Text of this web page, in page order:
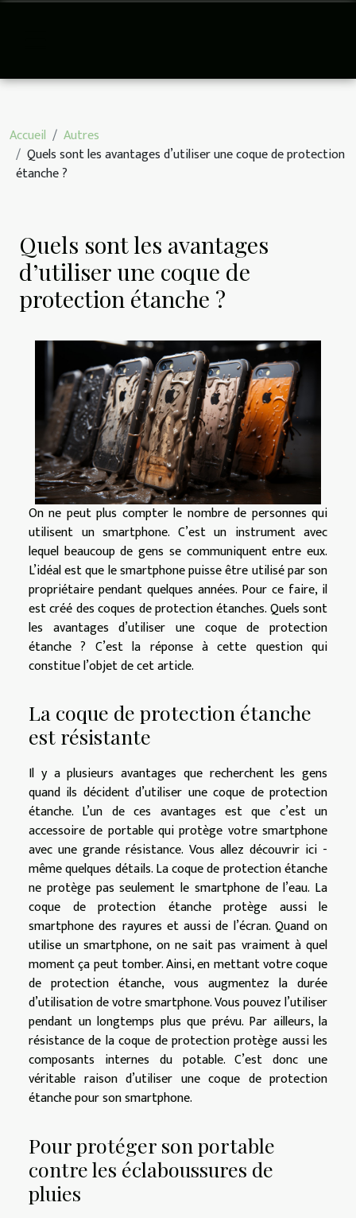
Accueil
Autres
Quels sont les avantages d’utiliser une coque de protection
étanche ?
Quels sont les avantages
d’utiliser une coque de
protection étanche ?
On ne peut plus compter le nombre de personnes qui
utilisent un smartphone. C’est un instrument avec
lequel beaucoup de gens se communiquent entre eux.
L’idéal est que le smartphone puisse être utilisé par son
propriétaire pendant quelques années. Pour ce faire, il
est créé des coques de protection étanches. Quels sont
les avantages d’utiliser une coque de protection
étanche ? C’est la réponse à cette question qui
constitue l’objet de cet article.
La coque de protection étanche
est résistante
Il y a plusieurs avantages que recherchent les gens
quand ils décident d’utiliser une coque de protection
étanche. L’un de ces avantages est que c’est un
accessoire de portable qui protège votre smartphone
avec une grande résistance. Vous allez découvrir ici -
mêmequelques détails. La coque de protection étanche
ne protège pas seulement le smartphone de l’eau. La
coque de protection étanche protège aussi le
smartphone des rayures et aussi de l’écran. Quand on
utilise un smartphone, on ne sait pas vraiment à quel
moment ça peut tomber. Ainsi, en mettant votre coque
de protection étanche, vous augmentez la durée
d’utilisation de votre smartphone. Vous pouvez l’utiliser
pendant un longtemps plus que prévu. Par ailleurs, la
résistance de la coque de protection protège aussi les
composants internes du potable. C’est donc une
véritable raison d’utiliser une coque de protection
étanche pour son smartphone.
Pour protéger son portable
contre les éclaboussures de
pluies